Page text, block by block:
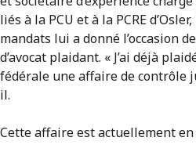
liés à la PCU et à la PCRE
mandats lui a donné l’occasion
d’avocat plaidant. « J’ai déjà
fédérale une affaire de contrôle
il.
Cette affaire est actuellement